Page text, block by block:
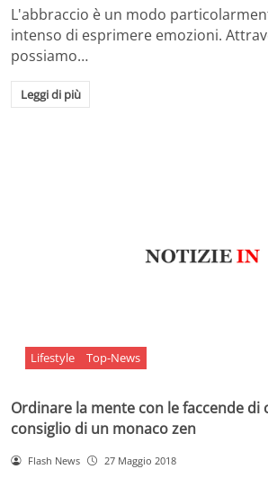
L'abbraccio è un modo
intenso di esprimere emozioni.
possiamo…
Leggi di più
Lifestyle Top-News
Ordinare la mente con le faccende di
consiglio di un monaco zen
Flash News 27 Maggio 2018